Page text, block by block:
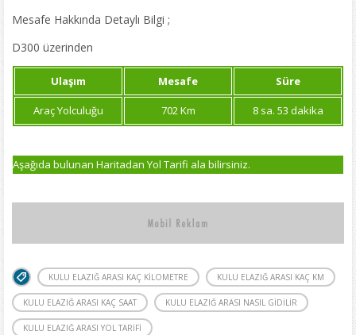
Mesafe Hakkında Detaylı Bilgi ;
D300 üzerinden
Ulaşım Mesafe Süre
Araç Yolculuğu 702 Km 8 sa. 53 dakika
Aşağıda bulunan Haritadan Yol Tarifi ala bilirsiniz.
KULU ELAZIĞ ARASI KAÇ KILOMETRE KULU ELAZIĞ ARASI KAÇ KM
KULU ELAZIĞ ARASI KAÇ SAAT KULU ELAZIĞ ARASI NASIL GIDILIR
KULU ELAZIĞ ARASI YOL TARIFI